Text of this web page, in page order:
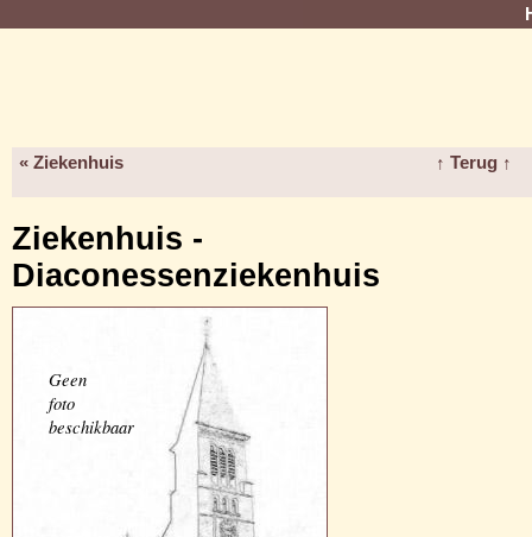
« Ziekenhuis ↑ Terug ↑
Ziekenhuis -
Diaconessenziekenhuis
Geen
foto
beschikbaar